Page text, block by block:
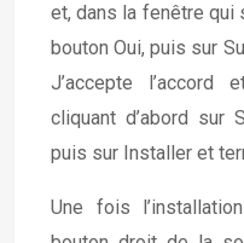
et, dans la fenêtre qui
bouton Oui, puis sur
J’accepte l’accord
cliquant d’abord sur
puis sur Installer et
Une fois